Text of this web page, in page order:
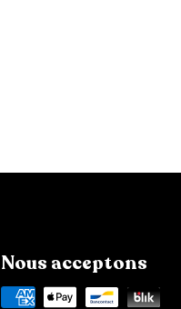
Nous acceptons